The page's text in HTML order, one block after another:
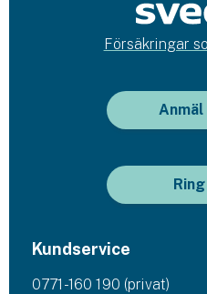
Försäkringar
Kundservice
0771-160 190 (privat)